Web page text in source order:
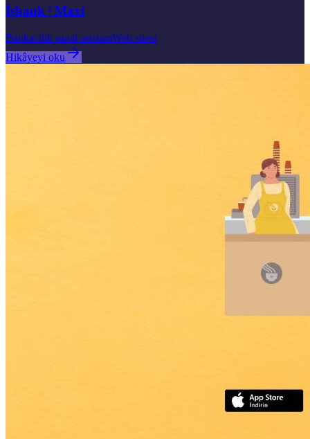
İşbank | Maxi
Bankacılık sanal asistanıWeb sitesi
Hikâyeyi oku